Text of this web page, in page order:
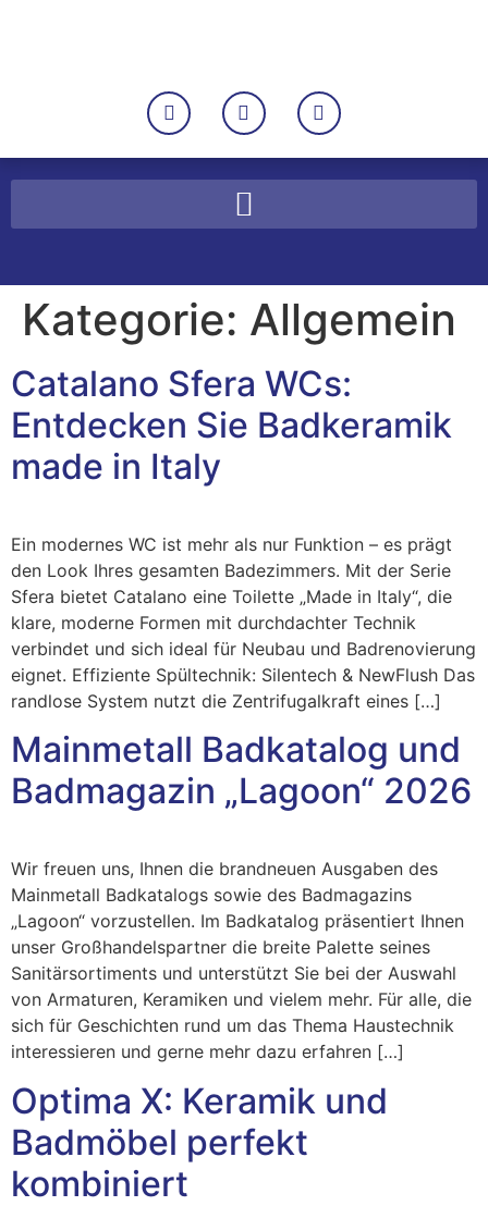
Kategorie: Allgemein
Catalano Sfera WCs:
Entdecken Sie Badkeramik
made in Italy
Ein modernes WC ist mehr als nur Funktion – es prägt
den Look Ihres gesamten Badezimmers. Mit der Serie
Sfera bietet Catalano eine Toilette „Made in Italy“, die
klare, moderne Formen mit durchdachter Technik
verbindet und sich ideal für Neubau und Badrenovierung
eignet. Effiziente Spültechnik: Silentech & NewFlush Das
randlose System nutzt die Zentrifugalkraft eines […]
Mainmetall Badkatalog und
Badmagazin „Lagoon“ 2026
Wir freuen uns, Ihnen die brandneuen Ausgaben des
Mainmetall Badkatalogs sowie des Badmagazins
„Lagoon“ vorzustellen. Im Badkatalog präsentiert Ihnen
unser Großhandelspartner die breite Palette seines
Sanitärsortiments und unterstützt Sie bei der Auswahl
von Armaturen, Keramiken und vielem mehr. Für alle, die
sich für Geschichten rund um das Thema Haustechnik
interessieren und gerne mehr dazu erfahren […]
Optima X: Keramik und
Badmöbel perfekt
kombiniert